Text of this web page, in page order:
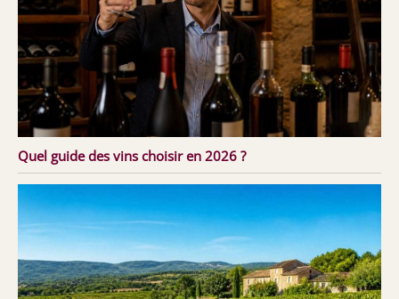
Quel guide des vins choisir en 2026 ?